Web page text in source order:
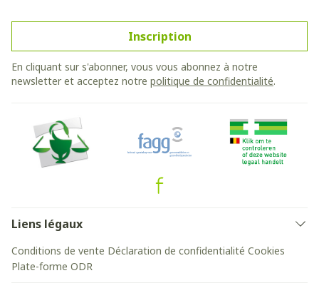
Inscription
En cliquant sur s'abonner, vous vous abonnez à notre
newsletter et acceptez notre politique de confidentialité.
Liens légaux
Conditions de vente Déclaration de confidentialité Cookies
Plate-forme ODR